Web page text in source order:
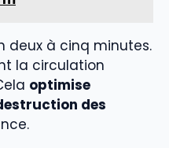
deux à cinq minutes.
la circulation
optimise
des